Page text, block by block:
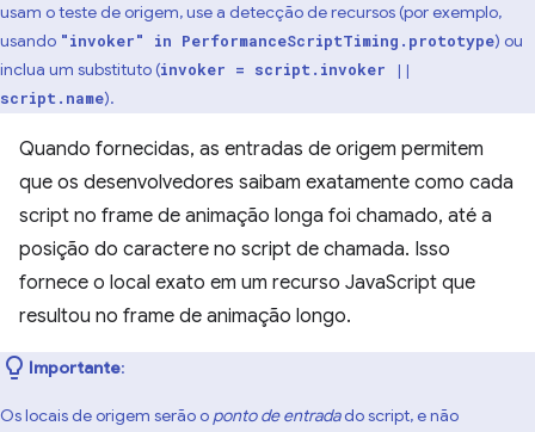
usam o teste de origem, use a detecção de recursos (por exemplo,
usando "invoker" in PerformanceScriptTiming.prototype) ou
inclua um substituto (invoker = script.invoker ||
script.name).
Quando fornecidas, as entradas de origem permitem
que os desenvolvedores saibam exatamente como cada
script no frame de animação longa foi chamado, até a
posição do caractere no script de chamada. Isso
fornece o local exato em um recurso JavaScript que
resultou no frame de animação longo.
Importante:
Os locais de origem serão o ponto de entradado script, e não